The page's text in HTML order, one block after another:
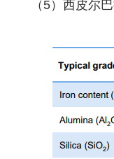
（5）西皮尔